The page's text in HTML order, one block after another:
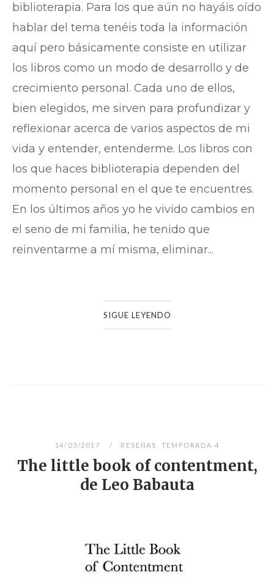
biblioterapia. Para los que aún no hayáis oído
hablar del tema tenéis toda la información
aquí pero básicamente consiste en utilizar
los libros como un modo de desarrollo y de
crecimiento personal. Cada uno de ellos,
bien elegidos, me sirven para profundizar y
reflexionar acerca de varios aspectos de mi
vida y entender, entenderme. Los libros con
los que haces biblioterapia dependen del
momento personal en el que te encuentres.
En los últimos años yo he vivido cambios en
el seno de mi familia, he tenido que
reinventarme a mí misma, eliminar...
SIGUE LEYENDO
14/03/2017 RESEÑAS TEMPORADA 4
The little book of contentment,
de Leo Babauta